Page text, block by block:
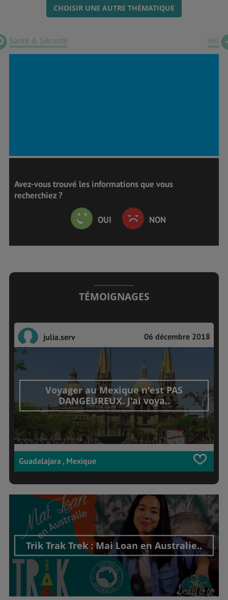
CHOISIR UNE AUTRE THÉMATIQUE
Santé & Sécurité Vol
Avez-vous trouvé les informations que vous
recherchiez ?
OUI NON
TÉMOIGNAGES
julia.serv 06 décembre 2018
Voyager au Mexique n'est PAS
DANGEUREUX. J'ai voya..
Guadalajara , Mexique
Trik Trak Trek : Mai Loan en Australie..